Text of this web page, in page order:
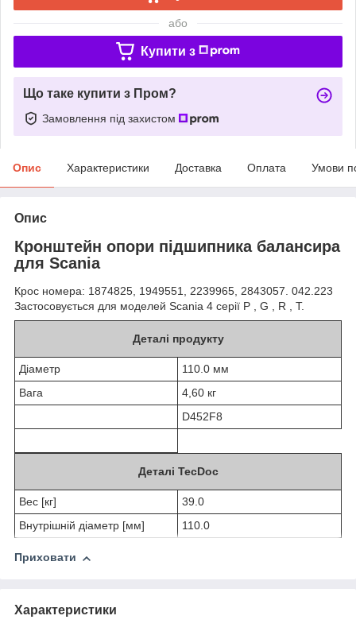
або
Купити з
Що таке купити з Пром?
Замовлення під захистом
Опис Характеристики Доставка Оплата Умови
Опис
Кронштейн опори підшипника балансира
для Scania
Крос номера: 1874825, 1949551, 2239965, 2843057. 042.223
Застосовується для моделей Scania 4 серії P , G , R , T.
Деталі продукту
Діаметр
110.0 мм
Вага
4,60 кг
D452F8
Деталі TecDoc
Вес [кг]
39.0
Внутрішній діаметр [мм]
110.0
Приховати
Характеристики